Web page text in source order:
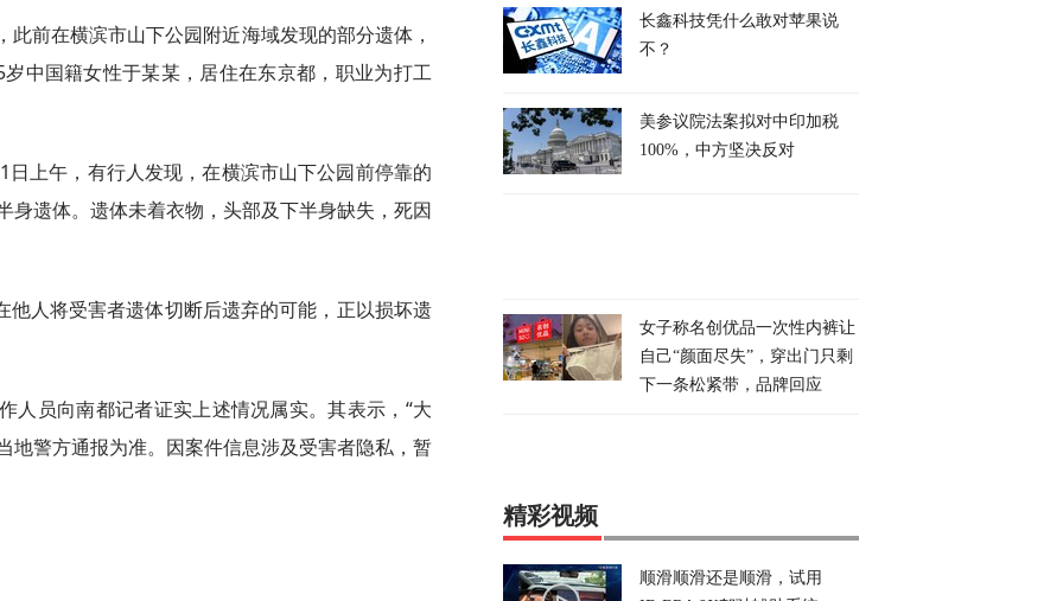
前在横滨市山下公园附近海域发现的部分遗体，
中国籍女性于某某，居住在东京都，职业为打工
上午，有行人发现，在横滨市山下公园前停靠的
身遗体。遗体未着衣物，头部及下半身缺失，死因
人将受害者遗体切断后遗弃的可能，正以损坏遗
人员向南都记者证实上述情况属实。其表示，“大
地警方通报为准。因案件信息涉及受害者隐私，暂
长鑫科技凭什么敢对苹果说
不？
美参议院法案拟对中印加税
100%，中方坚决反对
女子称名创优品一次性内裤让
自己“颜面尽失”，穿出门只剩
下一条松紧带，品牌回应
精彩视频
顺滑顺滑还是顺滑，试用